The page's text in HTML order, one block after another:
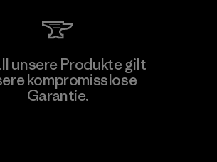
unsere Produkte gilt
kompromisslose
Garantie.